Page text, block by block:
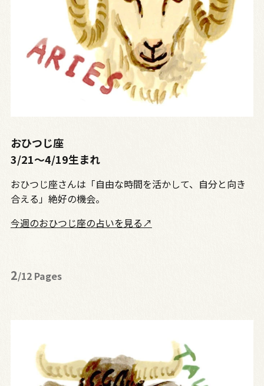
おひつじ座
3/21～4/19生まれ
おひつじ座さんは「自由な時間を活かして、自分と向き
合える」絶好の機会。
今週のおひつじ座の占いを見る↗
2/12 Pages